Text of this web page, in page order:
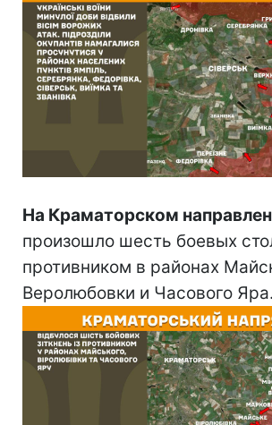
На Краматорском
произошло шесть боевых
противником в районах
Веролюбовки и Часового Яра.